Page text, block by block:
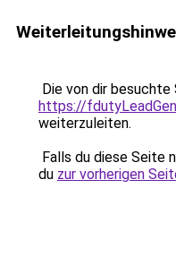
Die von dir
https://
weiterzuleiten.
Falls du diese Seite
du zur vorherigen